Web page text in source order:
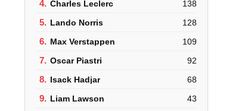
4. Charles Leclerc 138
5. Lando Norris 128
6. Max Verstappen 109
7. Oscar Piastri 92
8. Isack Hadjar 68
9. Liam Lawson 43